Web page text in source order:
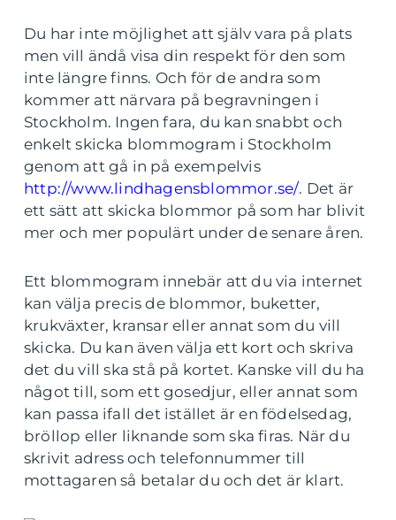
Du har inte möjlighet att själv vara på plats
men vill ändå visa din respekt för den som
inte längre finns. Och för de andra som
kommer att närvara på begravningen i
Stockholm. Ingen fara, du kan snabbt och
enkelt skicka blommogram i Stockholm
genom att gå in på exempelvis
http://www.lindhagensblommor.se/. Det är
ett sätt att skicka blommor på som har blivit
mer och mer populärt under de senare åren.
Ett blommogram innebär att du via internet
kan välja precis de blommor, buketter,
krukväxter, kransar eller annat som du vill
skicka. Du kan även välja ett kort och skriva
det du vill ska stå på kortet. Kanske vill du ha
något till, som ett gosedjur, eller annat som
kan passa ifall det istället är en födelsedag,
bröllop eller liknande som ska firas. När du
skrivit adress och telefonnummer till
mottagaren så betalar du och det är klart.